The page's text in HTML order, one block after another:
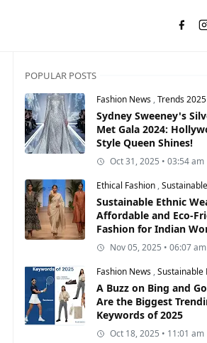
POPULAR POSTS
Fashion News ,Trends 2025
Sydney Sweeney's
Met Gala 2024:
Style Queen Shines!
Oct 31, 2025 • 03:54 am
Ethical Fashion ,
Sustainable Ethnic
Affordable and Eco-
Fashion for Indian
Nov 05, 2025 • 06:07 am
Fashion News ,Sustainable
A Buzz on Bing and
Are the Biggest
Keywords of 2025
Oct 18, 2025 • 11:01 am